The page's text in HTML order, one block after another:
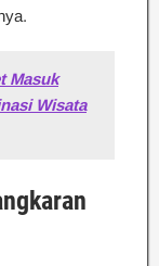
Masuk
Wisata